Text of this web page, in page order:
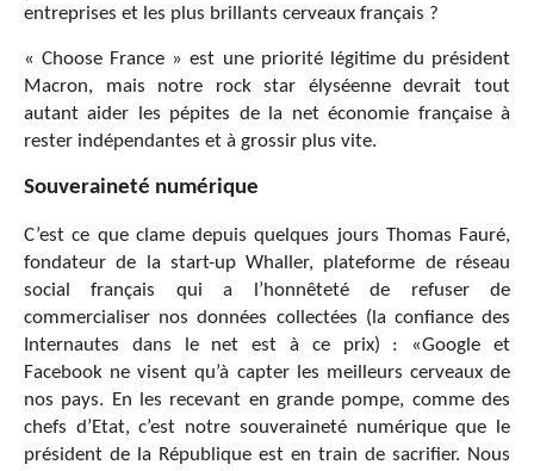
entreprises et les plus brillants cerveaux français ?
« Choose France » est une priorité légitime du président
Macron, mais notre rock star élyséenne devrait tout
autant aider les pépites de la net économie française à
rester indépendantes et à grossir plus vite.
Souveraineté numérique
C’est ce que clame depuis quelques jours Thomas Fauré,
fondateur de la start-up Whaller, plateforme de réseau
social français qui a l’honnêteté de refuser de
commercialiser nos données collectées (la confiance des
Internautes dans le net est à ce prix) : «Google et
Facebook ne visent qu’à capter les meilleurs cerveaux de
nos pays. En les recevant en grande pompe, comme des
chefs d’Etat, c’est notre souveraineté numérique que le
président de la République est en train de sacrifier. Nous